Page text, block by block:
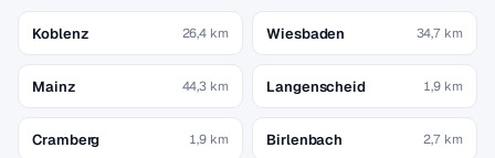
Koblenz 26,4 km Wiesbaden 34,7 km
Mainz 44,3 km Langenscheid 1,9 km
Cramberg 1,9 km Birlenbach 2,7 km